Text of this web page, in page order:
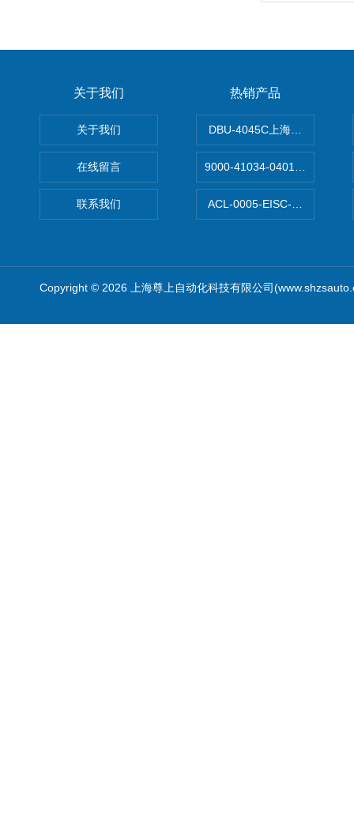
关于我们
关于我们
在线留言
联系我们
热销产品
DBU-4045C上海鹰峰制动单
9000-41034-0401000穆尔
ACL-0005-EISC-E2M8C上海
Copyright © 2026 上海尊上自动化科技有限公司